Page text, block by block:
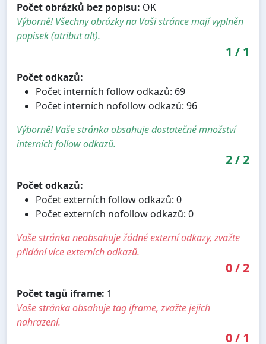
Počet obrázků bez popisu: OK
Výborně! Všechny obrázky na Vaši stránce mají vyplněn
popisek (atribut alt).
1 / 1
Počet odkazů:
Počet interních follow odkazů: 69
Počet interních nofollow odkazů: 96
Výborně! Vaše stránka obsahuje dostatečné množství
interních follow odkazů.
2/2
Počet odkazů:
Počet externích follow odkazů: 0
Počet externích nofollow odkazů: 0
Vaše stránka neobsahuje žádné externí odkazy, zvažte
přidání více externích odkazů.
0/2
Počet tagů iframe: 1
Vaše stránka obsahuje tag iframe, zvažte jejich
nahrazení.
0/ 1